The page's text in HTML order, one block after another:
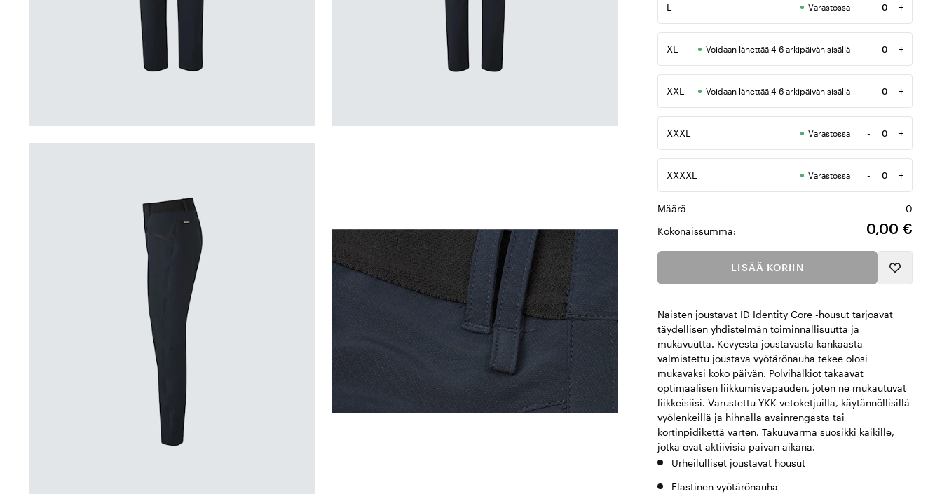
L Varastossa -
Määrä
+
XL Voidaan lähettää 4-6 arkipäivän sisällä -
Määrä
+
XXL Voidaan lähettää 4-6 arkipäivän sisällä -
Määrä
+
XXXL Varastossa -
Määrä
+
XXXXL Varastossa -
Määrä
+
Määrä
0
Kokonaissumma:
0,00 €
LISÄÄ KORIIN
Naisten joustavat ID Identity Core -housut tarjoavat
täydellisen yhdistelmän toiminnallisuutta ja
mukavuutta. Kevyestä joustavasta kankaasta
valmistettu joustava vyötärönauha tekee olosi
mukavaksi koko päivän. Polvihalkiot takaavat
optimaalisen liikkumisvapauden, joten ne mukautuvat
liikkeisiisi. Varustettu YKK-vetoketjuilla, käytännöllisillä
vyölenkeillä ja hihnalla avainrengasta tai
kortinpidikettä varten. Takuuvarma suosikki kaikille,
jotka ovat aktiivisia päivän aikana.
Urheilulliset joustavat housut
Elastinen vyötärönauha